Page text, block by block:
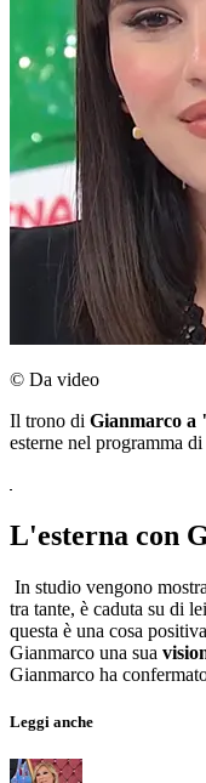
© Da video
Il trono di Gianmarco a
esterne nel programma di
L'esterna con
In studio vengono
tra tante, è caduta su di
questa è una cosa
Gianmarco una sua
Gianmarco ha
Leggi anche